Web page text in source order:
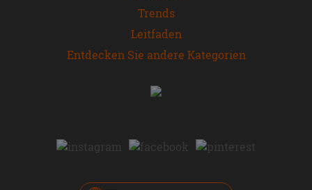
Trends
Leitfaden
Entdecken Sie andere Kategorien